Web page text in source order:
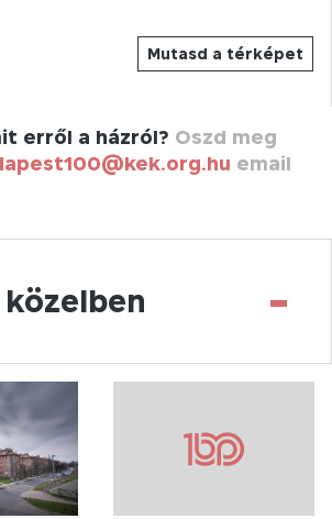
Mutasd a térképet
erről a házról? Oszd meg
email
közelben -